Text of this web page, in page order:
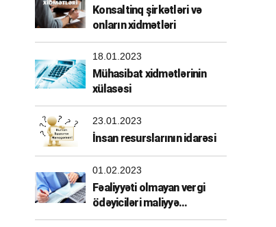
Konsaltinq şirkətləri və
onların xidmətləri
18.01.2023
Mühasibat xidmətlərinin
xülasəsi
23.01.2023
İnsan resurslarının idarəsi
01.02.2023
Fəaliyyəti olmayan vergi
ödəyiciləri maliyyə
sanksiyasından azad edildi